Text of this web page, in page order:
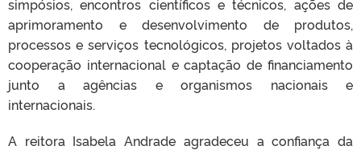
simpósios, encontros científicos e técnicos, ações de
aprimoramento e desenvolvimento de produtos,
processos e serviços tecnológicos, projetos voltados à
cooperação internacional e captação de financiamento
junto a agências e organismos nacionais e
internacionais.
A reitora Isabela Andrade agradeceu a confiança da